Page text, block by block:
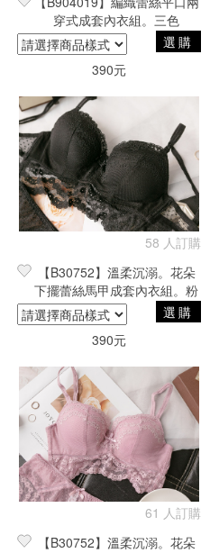
穿式成套內衣組。三色
選購
390元
58 人訂購
【B30752】溫柔沉溺。花朵
下擺蕾絲馬甲成套內衣組。粉
紫/黑
選購
390元
61 人訂購
【B30752】溫柔沉溺。花朵